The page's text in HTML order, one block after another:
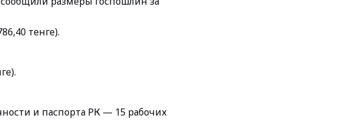
тенге).
и паспорта РК — 15 рабочих